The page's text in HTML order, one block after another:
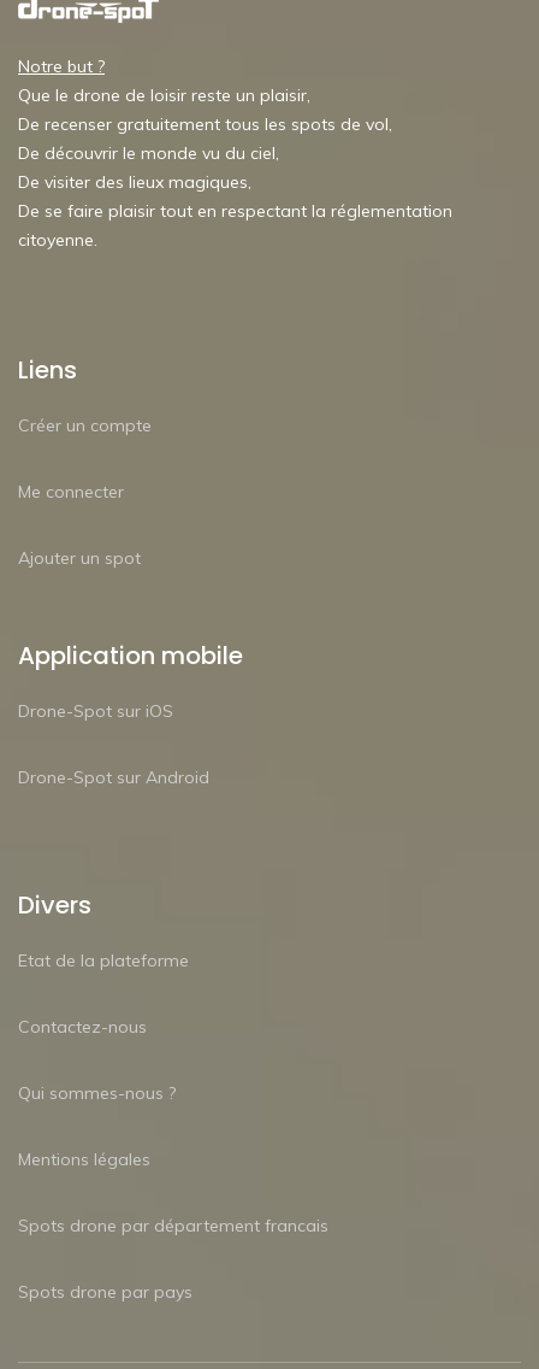
Notre but ?
Que le drone de loisir reste un plaisir,
De recenser gratuitement tous les spots de vol,
De découvrir le monde vu du ciel,
De visiter des lieux magiques,
De se faire plaisir tout en respectant la réglementation
citoyenne.
Liens
Créer un compte
Me connecter
Ajouter un spot
Application mobile
Drone-Spot sur iOS
Drone-Spot sur Android
Divers
Etat de la plateforme
Contactez-nous
Qui sommes-nous ?
Mentions légales
Spots drone par département francais
Spots drone par pays